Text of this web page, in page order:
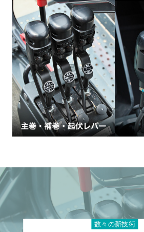
数々の新技術